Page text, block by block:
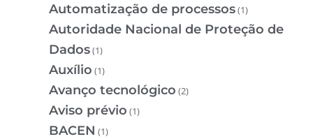
Automatização de processos(1)
Autoridade Nacional de Proteção de
Dados(1)
Auxílio (1)
Avanço tecnológico (2)
Aviso prévio (1)
BACEN (1)